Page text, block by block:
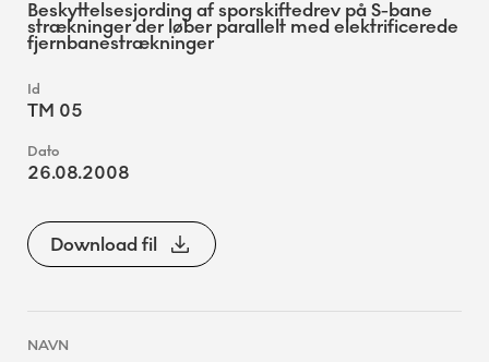
Beskyttelsesjording af sporskiftedrev på S-bane
strækninger der løber parallelt med elektrificerede
fjernbanestrækninger
TM 05
26.08.2008
Download fil